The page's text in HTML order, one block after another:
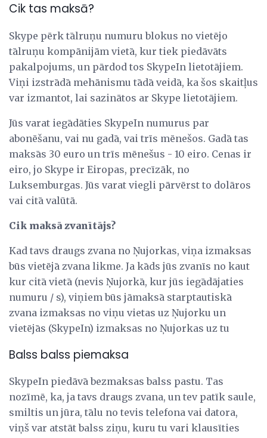
Cik tas maksā?
Skype pērk tālruņu numuru blokus no vietējo
tālruņu kompānijām vietā, kur tiek piedāvāts
pakalpojums, un pārdod tos SkypeIn lietotājiem.
Viņi izstrādā mehānismu tādā veidā, ka šos skaitļus
var izmantot, lai sazinātos ar Skype lietotājiem.
Jūs varat iegādāties SkypeIn numurus par
abonēšanu, vai nu gadā, vai trīs mēnešos. Gadā tas
maksās 30 euro un trīs mēnešus - 10 eiro. Cenas ir
eiro, jo Skype ir Eiropas, precīzāk, no
Luksemburgas. Jūs varat viegli pārvērst to dolāros
vai citā valūtā.
Cik maksā zvanītājs?
Kad tavs draugs zvana no Ņujorkas, viņa izmaksas
būs vietējā zvana likme. Ja kāds jūs zvanīs no kaut
kur citā vietā (nevis Ņujorkā, kur jūs iegādājaties
numuru / s), viņiem būs jāmaksā starptautiskā
zvana izmaksas no viņu vietas uz Ņujorku un
vietējās (SkypeIn) izmaksas no Ņujorkas uz tu
Balss balss piemaksa
SkypeIn piedāvā bezmaksas balss pastu. Tas
nozīmē, ka, ja tavs draugs zvana, un tev patīk saule,
smiltis un jūra, tālu no tevis telefona vai datora,
viņš var atstāt balss ziņu, kuru tu vari klausīties